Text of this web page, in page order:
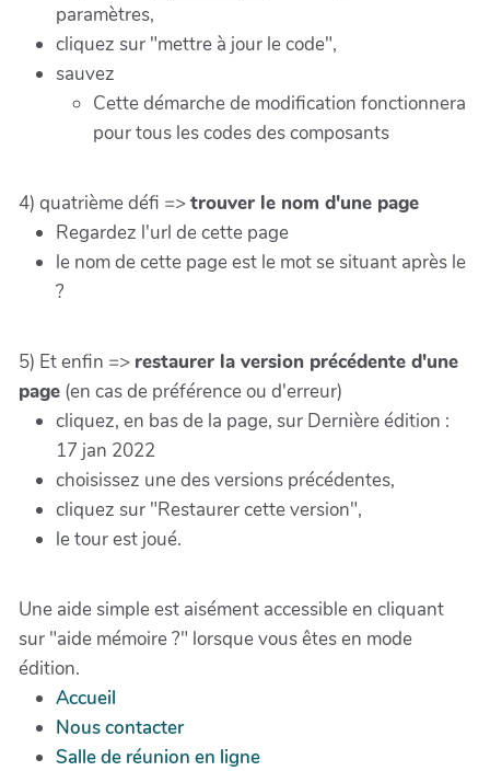
paramètres,
cliquez sur "mettre à jour le code",
sauvez
Cette démarche de modification fonctionnera
pour tous les codes des composants
4) quatrième défi => trouver le nom d'une page
Regardez l'url de cette page
le nom de cette page est le mot se situant après le
?
5) Et enfin => restaurer la version précédente d'une
page (en cas de préférence ou d'erreur)
cliquez, en bas de la page, sur Dernière édition :
17 jan 2022
choisissez une des versions précédentes,
cliquez sur "Restaurer cette version",
le tour est joué.
Une aide simple est aisément accessible en cliquant
sur "aide mémoire ?" lorsque vous êtes en mode
édition.
Accueil
Nous contacter
Salle de réunion en ligne